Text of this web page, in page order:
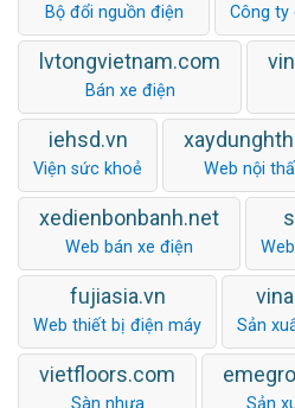
Bộ đổi nguồn điện Công ty
lvtongvietnam.com
Bán xe điện
iehsd.vn
Viện sức khoẻ Web nội
xedienbonbanh.net
Web bán xe điện
fujiasia.vn
Web thiết bị điện máy Sản
vietfloors.com
Sàn nhựa Sản